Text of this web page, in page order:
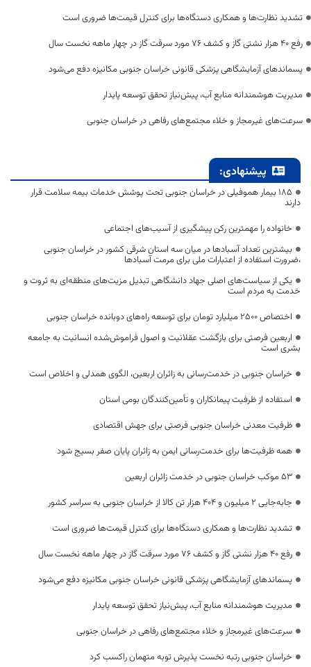
تشدید نظارت‌ها و همکاری دستگاه‌ها برای کنترل قیمت‌ها ضروری است
رفع 40 هزار نشتی گاز و کشف 76 مورد سرقت گاز در چهار ماهه نخست سال
پسماندهای آزمایشگاهی پزشکی قانونی خراسان جنوبی مکانیزه دفع می‌شود
مدیریت هوشمندانه منابع آب، پیش‌نیاز تحقق توسعه پایدار
سرعت‌های غیرمجاز و خلاء مجتمع‌های رفاهی در خراسان جنوبی
پیشنهادی:
۱۸۵ بیمار هموفیلی در خراسان جنوبی تحت پوشش خدمات بیمه سلامت قرار
دارند
خانواده را مهمترین رکن پیشگیری از آسیب‌های اجتماعی
بیشترین تعداد آسبادها در میان سه استان شرقی کشور در خراسان جنوبی
،ضرورت استفاده از اعتبارات ملی برای مرمت آسبادها
یکی از سیاست‌های اصلی جهاد دانشگاهی تبدیل مزیت‌های منطقه‌ای به ثروت و
خدمت به مردم است
اختصاص 2500 میلیارد تومان برای توسعه راه‌های دوبانده خراسان جنوبی
اربعین فرصتی برای بازگشت عقلانیت و اصول فراموش‌شده انسانیت به جامعه
بشری است
خراسان جنوبی در خدمت‌رسانی به زائران اربعین، الگوی همدلی و اخلاص است
استفاده از ظرفیت پیمانکاران و تأمین‌کنندگان بومی استان
ظرفیت معدنی خراسان جنوبی فرصتی برای جهش اقتصادی
همه ظرفیت‌ها برای خدمت‌رسانی ایمن به زائران پایان صفر بسیج شود
53 موکب خراسان جنوبی در خدمت زائران اربعین
جابه‌جایی 2 میلیون و 404 هزار تن کالا از خراسان جنوبی به سراسر کشور
تشدید نظارت‌ها و همکاری دستگاه‌ها برای کنترل قیمت‌ها ضروری است
رفع 40 هزار نشتی گاز و کشف 76 مورد سرقت گاز در چهار ماهه نخست سال
پسماندهای آزمایشگاهی پزشکی قانونی خراسان جنوبی مکانیزه دفع می‌شود
مدیریت هوشمندانه منابع آب، پیش‌نیاز تحقق توسعه پایدار
سرعت‌های غیرمجاز و خلاء مجتمع‌های رفاهی در خراسان جنوبی
خراسان جنوبی رتبه نخست پذیرش توبه متهمان راکسب کرد